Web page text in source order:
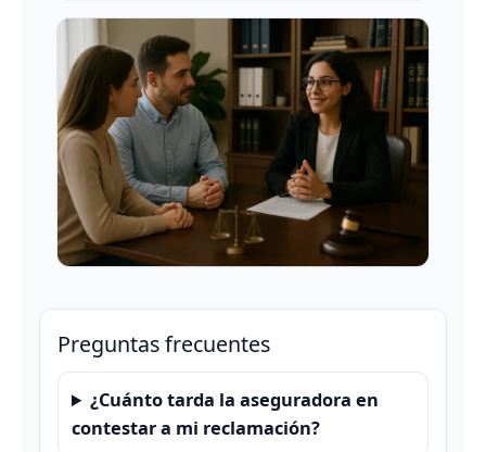
Preguntas frecuentes
¿Cuánto tarda la aseguradora en
contestar a mi reclamación?